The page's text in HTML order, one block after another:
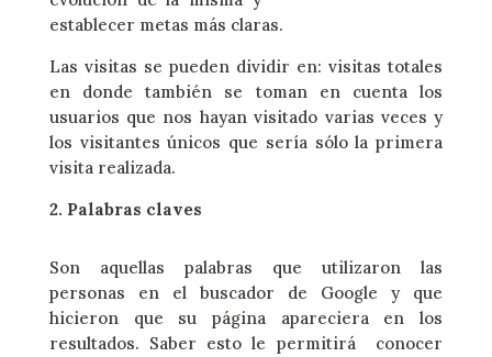
establecer metas más claras.
Las visitas se pueden dividir en: visitas totales
en donde también se toman en cuenta los
usuarios que nos hayan visitado varias veces y
los visitantes únicos que sería sólo la primera
visita realizada.
2. Palabras claves
Son aquellas palabras que utilizaron las
personas en el buscador de Google y que
hicieron que su página apareciera en los
resultados. Saber esto le permitirá conocer